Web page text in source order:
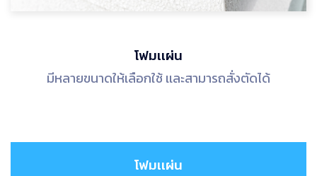
โฟมเเผ่น
มีหลายขนาดให้เลือกใช้ เเละสามารถสั่งตัดได้
โฟมเเผ่น